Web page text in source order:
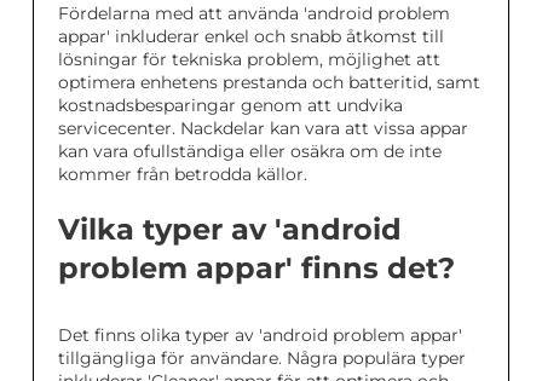
Fördelarna med att använda 'android problem
appar' inkluderar enkel och snabb åtkomst till
lösningar för tekniska problem, möjlighet att
optimera enhetens prestanda och batteritid, samt
kostnadsbesparingar genom att undvika
servicecenter. Nackdelar kan vara att vissa appar
kan vara ofullständiga eller osäkra om de inte
kommer från betrodda källor.
Vilka typer av 'android
problem appar' finns det?
Det finns olika typer av 'android problem appar'
tillgängliga för användare. Några populära typer